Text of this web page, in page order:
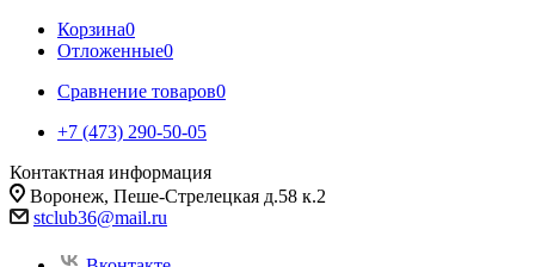
Корзина0
Отложенные0
Сравнение товаров0
+7 (473) 290-50-05
Контактная информация
Воронеж, Пеше-Стрелецкая д.58 к.2
stclub36@mail.ru